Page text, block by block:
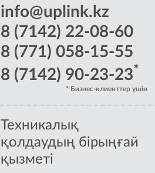
info@uplink.kz
8 (7142) 22-08-60
8 (771) 058-15-55
8 (7142) 90-23-23*
* Бизнес-клиенттер үшін
Техникалық
қолдаудың бірыңғай
қызметі